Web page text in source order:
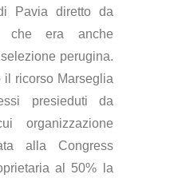
Pavia diretto da
che era anche
perugina.
il ricorso Marseglia
presieduti da
organizzazione
alla Congress
al 50% la